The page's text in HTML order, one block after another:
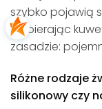
szybko pojawią
Wybierając
zasadzie:
Różne rodzaje
silikonowy czy